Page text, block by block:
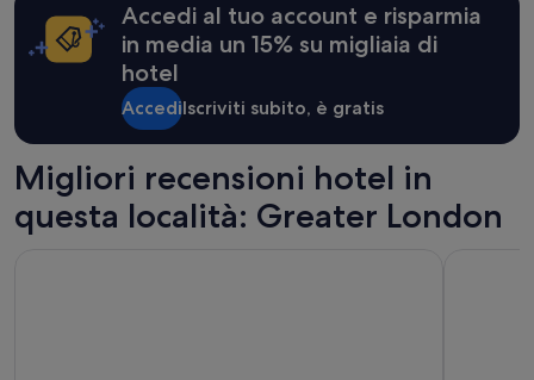
Accedi al tuo account e risparmia
in media un 15% su migliaia di
hotel
AccediIscriviti subito, è gratis
Migliori recensioni hotel in
questa località: Greater London